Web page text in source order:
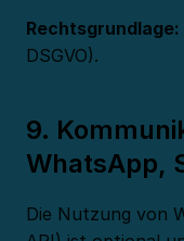
Rechtsgrundlage:
DSGVO).
9.
WhatsApp,
Die Nutzung von